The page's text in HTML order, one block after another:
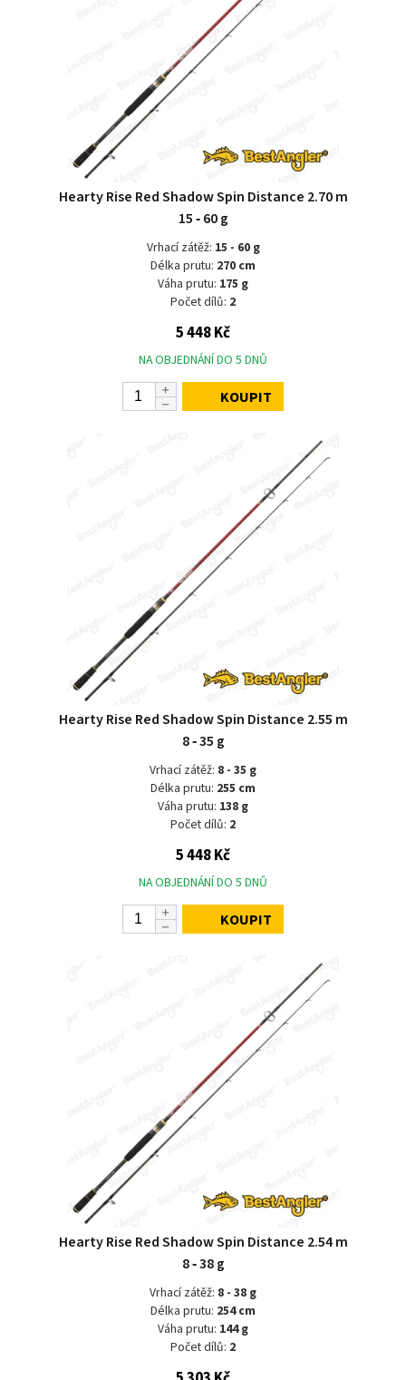
Hearty Rise Red Shadow Spin Distance 2.70 m
15 ‑ 60 g
Vrhací zátěž: 15 - 60 g
Délka prutu: 270 cm
Váha prutu: 175 g
Počet dílů: 2
5 448 Kč
NA OBJEDNÁNÍ DO 5 DNŮ
KOUPIT
Hearty Rise Red Shadow Spin Distance 2.55 m
8 ‑ 35 g
Vrhací zátěž: 8 - 35 g
Délka prutu: 255 cm
Váha prutu: 138 g
Počet dílů: 2
5 448 Kč
NA OBJEDNÁNÍ DO 5 DNŮ
KOUPIT
Hearty Rise Red Shadow Spin Distance 2.54 m
8 ‑ 38 g
Vrhací zátěž: 8 - 38 g
Délka prutu: 254 cm
Váha prutu: 144 g
Počet dílů: 2